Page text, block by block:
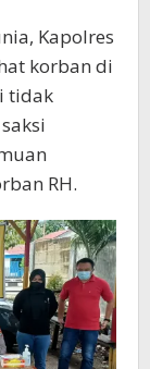
Kapolres
korban di
tidak
RH.